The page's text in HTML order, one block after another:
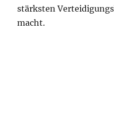
stärksten
macht.